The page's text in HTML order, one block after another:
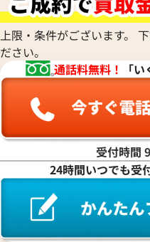
デビアス ネックレス
参考買取価格
ASK
2024年3月17日時点
上限・条件がございます。
ださい。
通話料無料！
「
受付時間
24時間いつでも受